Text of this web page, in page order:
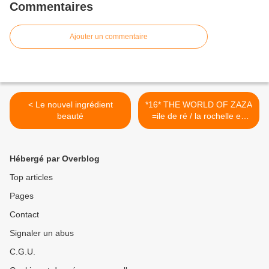
Commentaires
Ajouter un commentaire
< Le nouvel ingrédient
beauté
*16* THE WORLD OF ZAZA
=ile de ré / la rochelle en
famille >
Hébergé par Overblog
Top articles
Pages
Contact
Signaler un abus
C.G.U.